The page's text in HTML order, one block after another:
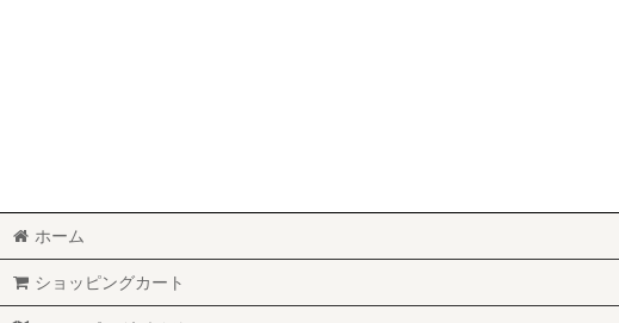
レスリング
RUGBY
MARTIAL WORLD
ホーム
ショッピングカート